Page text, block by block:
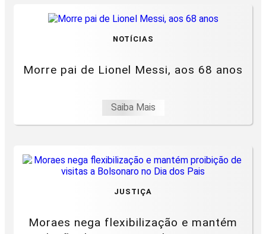
NOTÍCIAS
Morre pai de Lionel Messi, aos 68 anos
Saiba Mais
JUSTIÇA
Moraes nega flexibilização e mantém